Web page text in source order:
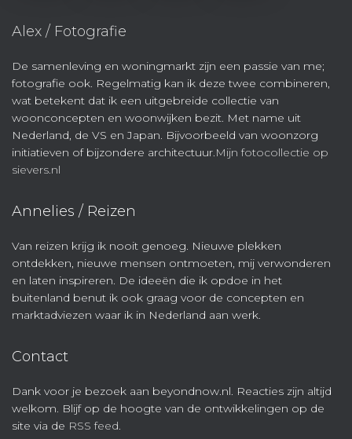
Alex / Fotografie
De samenleving en woningmarkt zijn een passie van me;
fotografie ook. Regelmatig kan ik deze twee combineren,
wat betekent dat ik een uitgebreide collectie van
woonconcepten en woonwijken bezit. Met name uit
Nederland, de VS en Japan. Bijvoorbeeld van woonzorg
initiatieven of bijzondere architectuur.Mijn fotocollectie op
sievers.nl
Annelies / Reizen
Van reizen krijg ik nooit genoeg. Nieuwe plekken
ontdekken, nieuwe mensen ontmoeten, mij verwonderen
en laten inspireren. De ideeën die ik opdoe in het
buitenland benut ik ook graag voor de concepten en
marktadviezen waar ik in Nederland aan werk.
Contact
Dank voor je bezoek aan beyondnow.nl. Reacties zijn altijd
welkom. Blijf op de hoogte van de ontwikkelingen op de
site via de RSS feed.